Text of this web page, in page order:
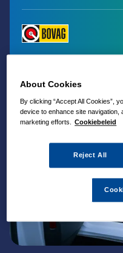
About Cookies
By clicking “Accept All Cookies”,
device to enhance site
marketing efforts.
Cookiebeleid
Reject All